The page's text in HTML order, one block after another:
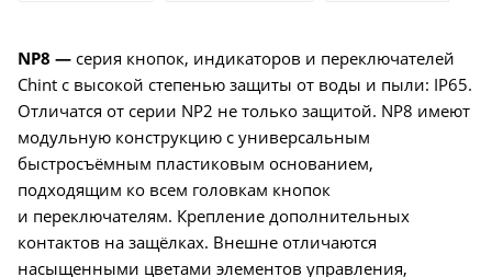
NP8 — серия кнопок, индикаторов и переключателей
Chint с высокой степенью защиты от воды и пыли: IP65.
Отличатся от серии NP2 не только защитой. NP8 имеют
модульную конструкцию с универсальным
быстросъёмным пластиковым основанием,
подходящим ко всем головкам кнопок
и переключателям. Крепление дополнительных
контактов на защёлках. Внешне отличаются
насыщенными цветами элементов управления,